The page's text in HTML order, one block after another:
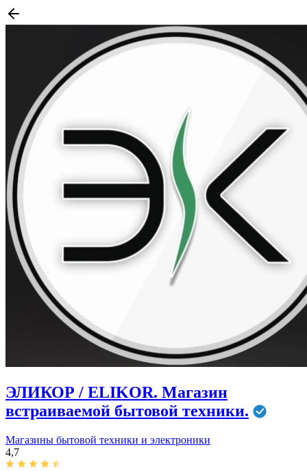
ЭЛИКОР / ELIKOR. Магазин
встраиваемой бытовой техники.
Магазины бытовой техники и электроники
4,7